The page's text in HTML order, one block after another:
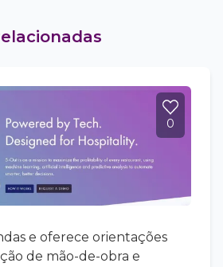
0
e oferece orientações
de mão-de-obra e